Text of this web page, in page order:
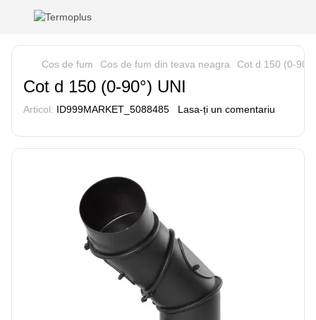
Cos de fum Cos de fum din teava neagra Cot d 150 (0-
Cot d 150 (0-90°) UNI
Articol: ID999MARKET_5088485 Lasa-ți un comentariu